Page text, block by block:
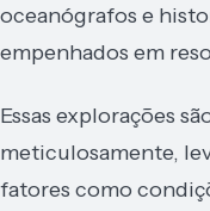
oceanógrafos e
empenhados em
Essas explorações
meticulosamente,
fatores como